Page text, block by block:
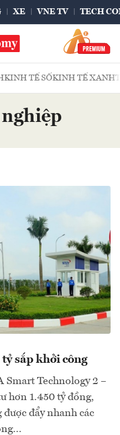
XE VNE TV TECH
KINH TẾ SỐKINH TẾ XANH
sắp khởi công
Smart Technology 2 –
hơn 1.450 tỷ đồng,
được đẩy nhanh các